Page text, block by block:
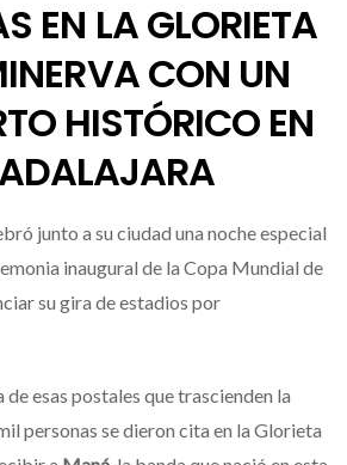
EN LA GLORIETA
CON UN
HISTÓRICO EN
junto a su ciudad una noche especial
inaugural de la Copa Mundial de
su gira de estadios por
esas postales que trascienden la
personas se dieron cita en la Glorieta